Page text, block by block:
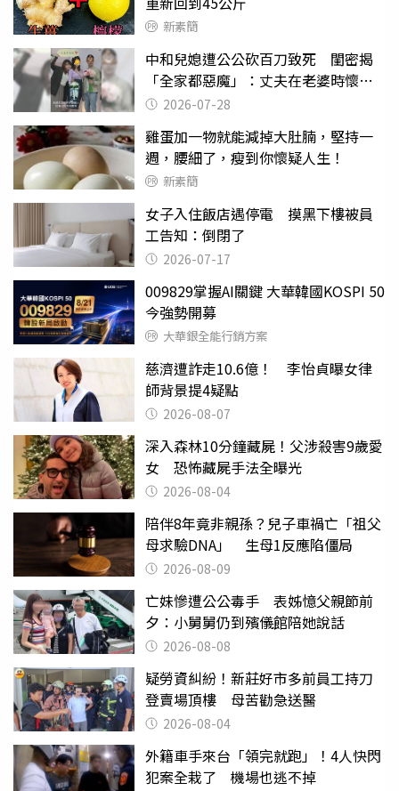
新素簡
中和兒媳遭公公砍百刀致死 閨密揭
「全家都惡魔」：丈夫在老婆時懷孕
摔東西
2026-07-28
雞蛋加一物就能減掉大肚腩，堅持一
週，腰細了，瘦到你懷疑人生！
新素簡
女子入住飯店遇停電 摸黑下樓被員
工告知：倒閉了
2026-07-17
009829掌握AI關鍵 大華韓國KOSPI 50
今強勢開募
大華銀全能行銷方案
慈濟遭詐走10.6億！ 李怡貞曝女律
師背景提4疑點
2026-08-07
深入森林10分鐘藏屍！父涉殺害9歲愛
女 恐怖藏屍手法全曝光
2026-08-04
陪伴8年竟非親孫？兒子車禍亡「祖父
母求驗DNA」 生母1反應陷僵局
2026-08-09
亡妹慘遭公公毒手 表姊憶父親節前
夕：小舅舅仍到殯儀館陪她說話
2026-08-08
疑勞資糾紛！新莊好市多前員工持刀
登賣場頂樓 母苦勸急送醫
2026-08-04
外籍車手來台「領完就跑」！4人快閃
犯案全栽了 機場也逃不掉